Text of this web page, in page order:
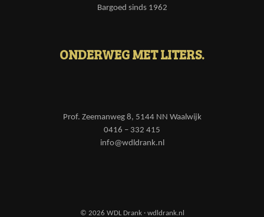
Bargoed sinds 1962
ONDERWEG MET LITERS.
Prof. Zeemanweg 8, 5144 NN Waalwijk
0416 – 332 415
info@wdldrank.nl
© 2026 WDL Drank · wdldrank.nl